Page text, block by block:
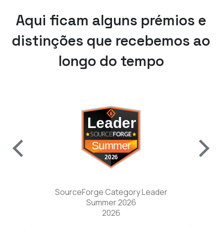
Aqui ficam alguns prémios e
distinções que recebemos ao
longo do tempo
SourceForge Category Leader
Summer 2026
2026